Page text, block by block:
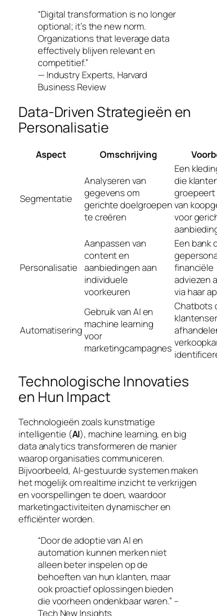
“Digital transformation is no longer
optional; it’s the new norm.
Organizations that leverage data
effectively blijven relevant en
competitief.”
— Industry Experts, Harvard
Business Review
Data-Driven Strategieën en
Personalisatie
Aspect Omschrijving
Segmentatie
Analyseren van
gegevens om
gerichte doelgroepen
te creëren
Een
die
groepeert
van
voor
Personalisatie
Aanpassen van
content en
aanbiedingen aan
individuele
voorkeuren
Een bank
financiële
adviezen
via haar
Automatisering
Gebruik van AI en
machine learning
voor
marketingcampagnes
Chatbots
Technologische Innovaties
en Hun Impact
Technologieën zoals kunstmatige
intelligentie (AI), machine learning, en big
data analytics transformeren de manier
waarop organisaties communiceren.
Bijvoorbeeld, AI-gestuurde systemen maken
het mogelijk om realtime inzicht te verkrijgen
en voorspellingen te doen, waardoor
marketingactiviteiten dynamischer en
efficiënter worden.
“Door de adoptie van AI en
automation kunnen merken niet
alleen beter inspelen op de
behoeften van hun klanten, maar
ook proactief oplossingen bieden
die voorheen ondenkbaar waren.” –
Tech New Insights